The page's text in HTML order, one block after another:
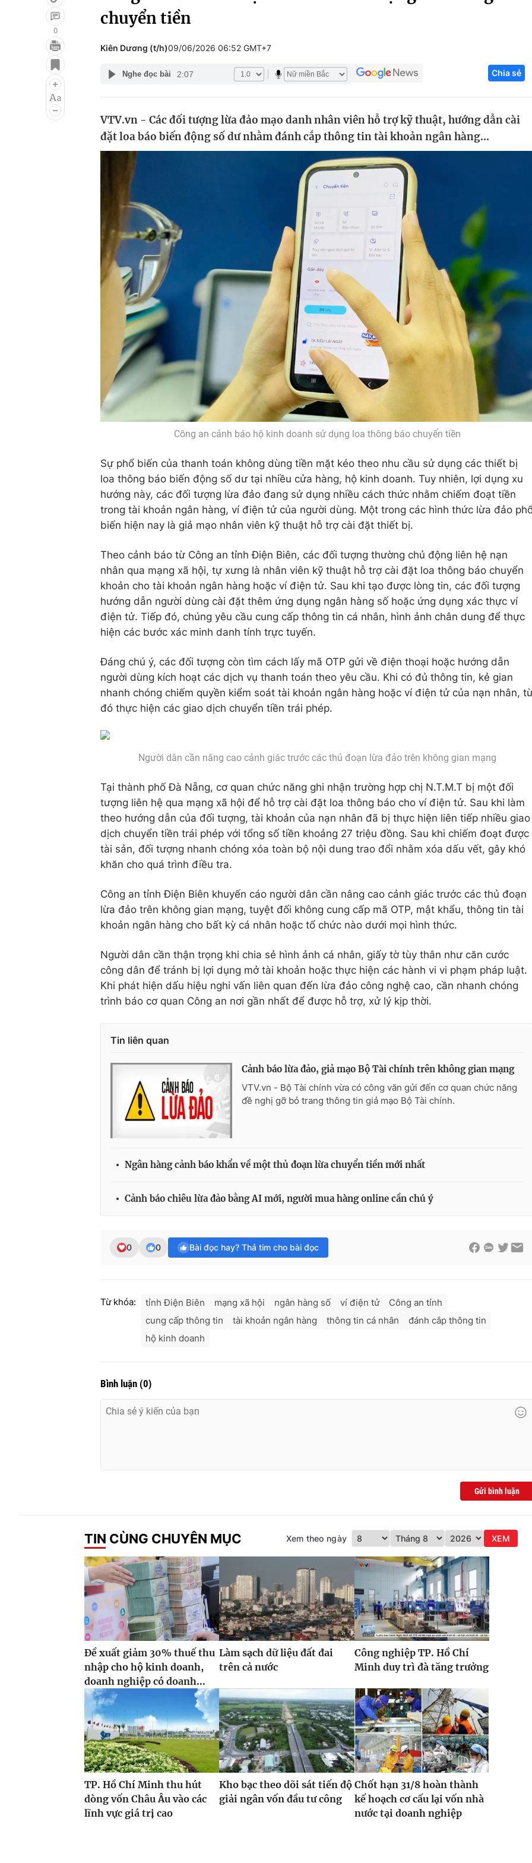
Điện ảnh
Âm nhạc
Du lịch
Chất lượng cuộc sống
Tuyển sinh
Hitech Công
Thị trường
Tư vấn
0
chuyển tiền
Kiên Dương (t/h)09/06/2026 06:52 GMT+7
Nghe đọc bài 2:07 Chia sẻ
VTV.vn - Các đối tượng lừa đảo mạo danh nhân viên hỗ trợ kỹ thuật, hướng dẫn cài
đặt loa báo biến động số dư nhằm đánh cắp thông tin tài khoản ngân hàng...
Công an cảnh báo hộ kinh doanh sử dụng loa thông báo chuyển tiền
Sự phổ biến của thanh toán không dùng tiền mặt kéo theo nhu cầu sử dụng các thiết bị
loa thông báo biến động số dư tại nhiều cửa hàng, hộ kinh doanh. Tuy nhiên, lợi dụng xu
hướng này, các đối tượng lừa đảo đang sử dụng nhiều cách thức nhằm chiếm đoạt tiền
trong tài khoản ngân hàng, ví điện tử của người dùng. Một trong các hình thức lừa đảo
biến hiện nay là giả mạo nhân viên kỹ thuật hỗ trợ cài đặt thiết bị.
Theo cảnh báo từ Công an tỉnh Điện Biên, các đối tượng thường chủ động liên hệ nạn
nhân qua mạng xã hội, tự xưng là nhân viên kỹ thuật hỗ trợ cài đặt loa thông báo chuyển
khoản cho tài khoản ngân hàng hoặc ví điện tử. Sau khi tạo được lòng tin, các đối tượng
hướng dẫn người dùng cài đặt thêm ứng dụng ngân hàng số hoặc ứng dụng xác thực ví
điện tử. Tiếp đó, chúng yêu cầu cung cấp thông tin cá nhân, hình ảnh chân dung để thực
hiện các bước xác minh danh tính trực tuyến.
Đáng chú ý, các đối tượng còn tìm cách lấy mã OTP gửi về điện thoại hoặc hướng dẫn
người dùng kích hoạt các dịch vụ thanh toán theo yêu cầu. Khi có đủ thông tin, kẻ gian
nhanh chóng chiếm quyền kiểm soát tài khoản ngân hàng hoặc ví điện tử của nạn nhân,
đó thực hiện các giao dịch chuyển tiền trái phép.
Người dân cần nâng cao cảnh giác trước các thủ đoạn lừa đảo trên không gian mạng
Tại thành phố Đà Nẵng, cơ quan chức năng ghi nhận trường hợp chị N.T.M.T bị một đối
tượng liên hệ qua mạng xã hội để hỗ trợ cài đặt loa thông báo cho ví điện tử. Sau khi làm
theo hướng dẫn của đối tượng, tài khoản của nạn nhân đã bị thực hiện liên tiếp nhiều giao
dịch chuyển tiền trái phép với tổng số tiền khoảng 27 triệu đồng. Sau khi chiếm đoạt được
tài sản, đối tượng nhanh chóng xóa toàn bộ nội dung trao đổi nhằm xóa dấu vết, gây khó
khăn cho quá trình điều tra.
Công an tỉnh Điện Biên khuyến cáo người dân cần nâng cao cảnh giác trước các thủ đoạn
lừa đảo trên không gian mạng, tuyệt đối không cung cấp mã OTP, mật khẩu, thông tin tài
khoản ngân hàng cho bất kỳ cá nhân hoặc tổ chức nào dưới mọi hình thức.
Người dân cần thận trọng khi chia sẻ hình ảnh cá nhân, giấy tờ tùy thân như căn cước
công dân để tránh bị lợi dụng mở tài khoản hoặc thực hiện các hành vi vi phạm pháp luật.
Khi phát hiện dấu hiệu nghi vấn liên quan đến lừa đảo công nghệ cao, cần nhanh chóng
trình báo cơ quan Công an nơi gần nhất để được hỗ trợ, xử lý kịp thời.
Tin liên quan
Cảnh báo lừa đảo, giả mạo Bộ Tài chính trên không gian mạng
VTV.vn - Bộ Tài chính vừa có công văn gửi đến cơ quan chức năng
đề nghị gỡ bỏ trang thông tin giả mạo Bộ Tài chính.
Ngân hàng cảnh báo khẩn về một thủ đoạn lừa chuyển tiền mới nhất
Cảnh báo chiêu lừa đảo bằng AI mới, người mua hàng online cần chú ý
0 0 Bài đọc hay? Thả tim cho bài đọc
Từ khóa: tỉnh Điện Biên mạng xã hội ngân hàng số ví điện tử
Công an tỉnh
cung cấp thông tin
tài khoản ngân hàng thông tin cá nhân
đánh cắp thông tin
hộ kinh doanh
Bình luận (0)
Gửi bình luận
TIN CÙNG CHUYÊN MỤC Xem theo ngày XEM
Đề xuất giảm 30% thuế thu
nhập cho hộ kinh doanh,
doanh nghiệp có doanh...
Làm sạch dữ liệu đất đai
trên cả nước
Công nghiệp TP. Hồ Chí
Minh duy trì đà tăng trưởng
TP. Hồ Chí Minh thu hút
dòng vốn Châu Âu vào các
lĩnh vực giá trị cao
Kho bạc theo dõi sát tiến độ
giải ngân vốn đầu tư công
Chốt hạn 31/8 hoàn thành
kế hoạch cơ cấu lại vốn nhà
nước tại doanh nghiệp